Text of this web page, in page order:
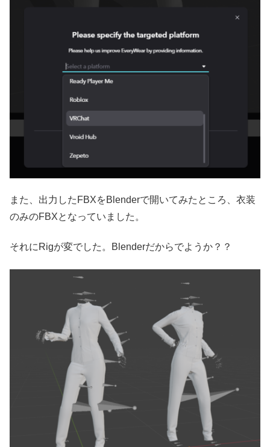
また、出力したFBXをBlenderで開いてみたところ、衣装
のみのFBXとなっていました。
それにRigが変でした。Blenderだからでようか？？